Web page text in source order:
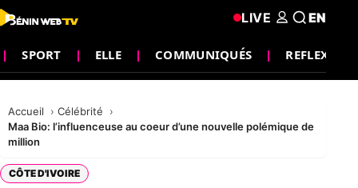
SPORT ELLE COMMUNIQUÉS REFLEXION
LIVE EN
Accueil
Célébrité
Maa Bio: l’influenceuse au coeur d’une nouvelle polémique de
million
CÔTE D'IVOIRE